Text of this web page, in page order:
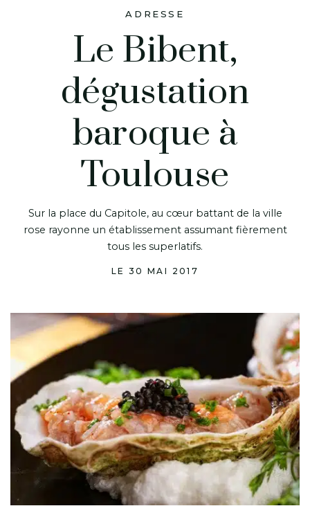
ADRESSE
Le Bibent,
dégustation
baroque à
Toulouse
Sur la place du Capitole, au cœur battant de la ville
rose rayonne un établissement assumant fièrement
tous les superlatifs.
LE 30 MAI 2017